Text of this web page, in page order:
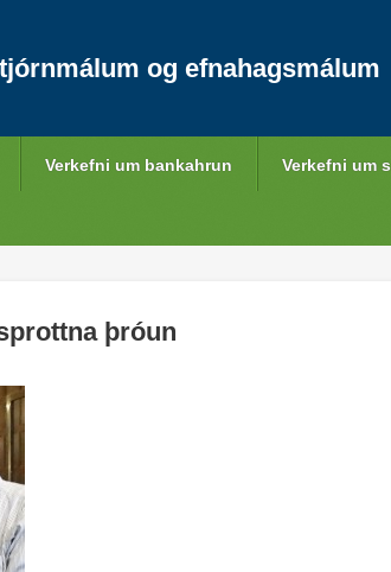
og efnahagsmálum
Verkefni um bankahrun Verkefni um
þróun